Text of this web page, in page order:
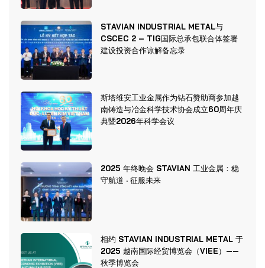
STAVIAN INDUSTRIAL METAL与
CSCEC 2 – TIG国际总承包联合体签署
建设投资合作谅解备忘录
斯塔维安工业金属作为钻石赞助商参加越
南铸造与冶金科学技术协会成立60周年庆
典暨2026年科学会议
2025 年终晚会 STAVIAN 工业金属：稳
守航道 · 征服未来
相约 STAVIAN INDUSTRIAL METAL 于
2025 越南国际经贸博览会（VIEE）——
秋季博览会